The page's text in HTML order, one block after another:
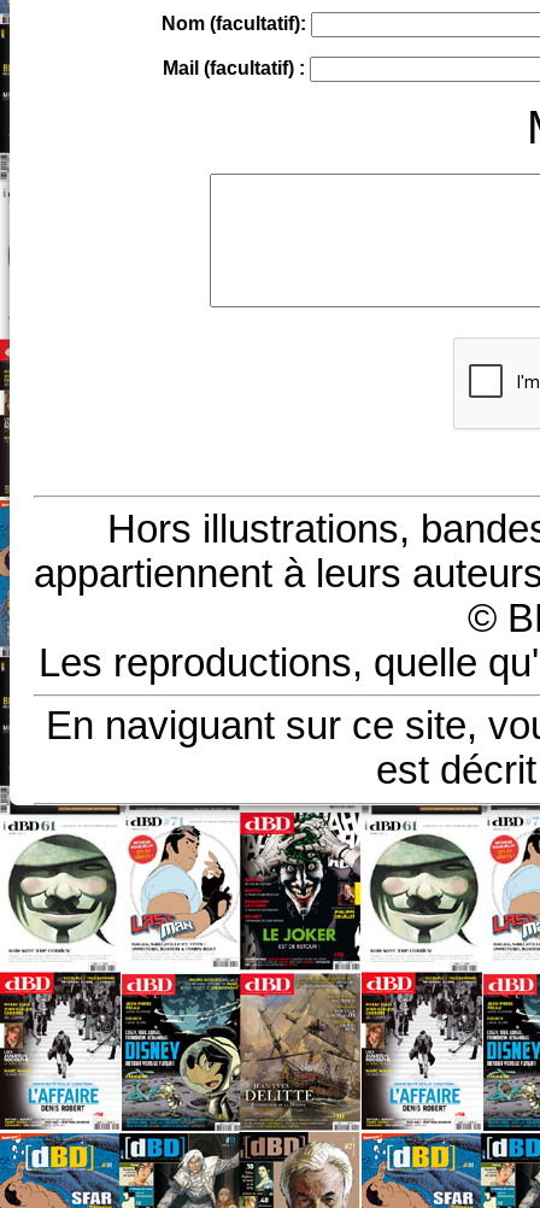
Nom (facultatif):
Mail (facultatif) :
Hors illustrations,
appartiennent à leurs
©
Les reproductions, quelle
En naviguant sur ce site,
est